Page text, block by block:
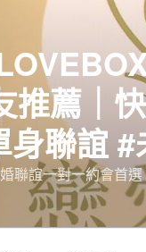
推薦｜
身聯誼
聯誼一對一約會首選